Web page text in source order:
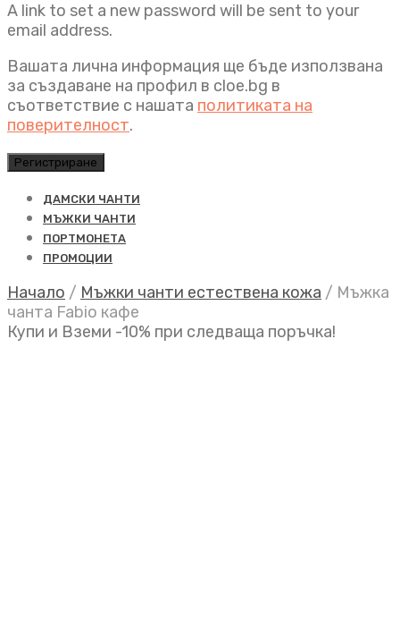
A link to set a new password will be sent to your
email address.
Вашата лична информация ще бъде използвана
за създаване на профил в cloe.bg в
съответствие с нашата политиката на
поверителност.
Регистриране
ДАМСКИ ЧАНТИ
МЪЖКИ ЧАНТИ
ПОРТМОНЕТА
ПРОМОЦИИ
Начало / Мъжки чанти естествена кожа / Мъжка
чанта Fabio кафе
Купи и Вземи -10% при следваща поръчка!